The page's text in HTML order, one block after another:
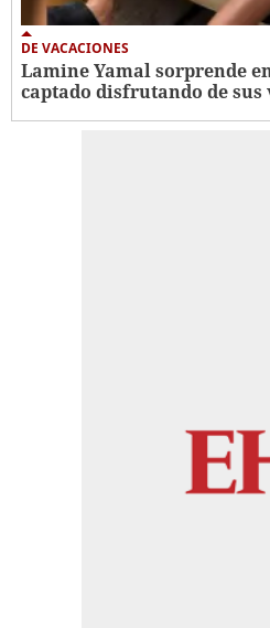
DE VACACIONES
Lamine Yamal sorprende
captado disfrutando de sus